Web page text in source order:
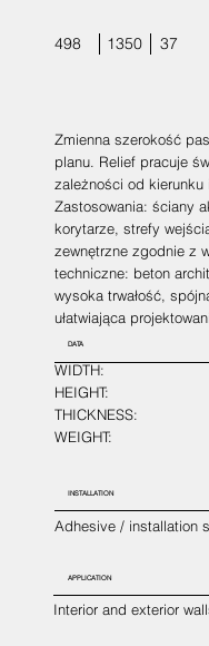
498 1350 37
Zmienna szerokość
planu. Relief pracuje
zależności od kierunku
Zastosowania: ściany
korytarze, strefy
zewnętrzne zgodnie z
techniczne: beton
wysoka trwałość,
ułatwiająca
DATA
WIDTH:
HEIGHT:
THICKNESS:
WEIGHT:
Adhesive / installation
INSTALLATION
Interior and exterior
APPLICATION